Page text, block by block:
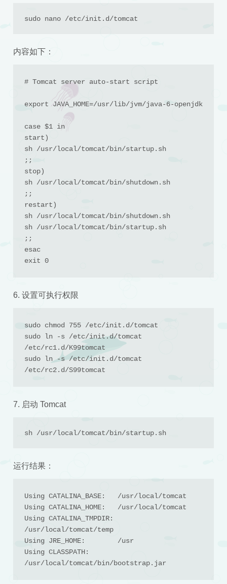
sudo nano /etc/init.d/tomcat
内容如下：
# Tomcat server auto-start script
export JAVA_HOME=/usr/lib/jvm/java-6-openjdk
case $1 in
start)
sh /usr/local/tomcat/bin/startup.sh
;;
stop)
sh /usr/local/tomcat/bin/shutdown.sh
;;
restart)
sh /usr/local/tomcat/bin/shutdown.sh
sh /usr/local/tomcat/bin/startup.sh
;;
esac
exit 0
6. 设置可执行权限
sudo chmod 755 /etc/init.d/tomcat
sudo ln -s /etc/init.d/tomcat
/etc/rc1.d/K99tomcat
sudo ln -s /etc/init.d/tomcat
/etc/rc2.d/S99tomcat
7. 启动 Tomcat
sh /usr/local/tomcat/bin/startup.sh
运行结果：
Using CATALINA_BASE:   /usr/local/tomcat
Using CATALINA_HOME:   /usr/local/tomcat
Using CATALINA_TMPDIR:
/usr/local/tomcat/temp
Using JRE_HOME:        /usr
Using CLASSPATH:
/usr/local/tomcat/bin/bootstrap.jar